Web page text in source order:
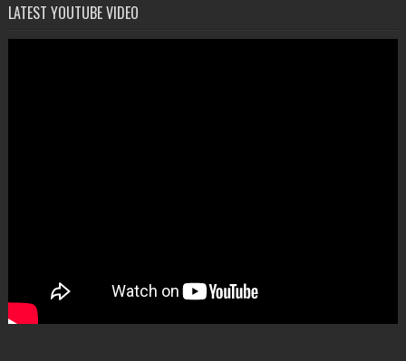
LATEST YOUTUBE VIDEO